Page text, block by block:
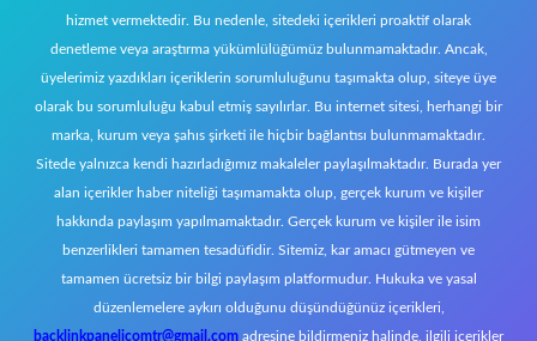
hizmet vermektedir. Bu nedenle, sitedeki içerikleri proaktif olarak
denetleme veya araştırma yükümlülüğümüz bulunmamaktadır. Ancak,
üyelerimiz yazdıkları içeriklerin sorumluluğunu taşımakta olup, siteye üye
olarak bu sorumluluğu kabul etmiş sayılırlar. Bu internet sitesi, herhangi bir
marka, kurum veya şahıs şirketi ile hiçbir bağlantısı bulunmamaktadır.
Sitede yalnızca kendi hazırladığımız makaleler paylaşılmaktadır. Burada yer
alan içerikler haber niteliği taşımamakta olup, gerçek kurum ve kişiler
hakkında paylaşım yapılmamaktadır. Gerçek kurum ve kişiler ile isim
benzerlikleri tamamen tesadüfidir. Sitemiz, kar amacı gütmeyen ve
tamamen ücretsiz bir bilgi paylaşım platformudur. Hukuka ve yasal
düzenlemelere aykırı olduğunu düşündüğünüz içerikleri,
backlinkpanelicomtr@gmail.com adresine bildirmeniz halinde, ilgili içerikler